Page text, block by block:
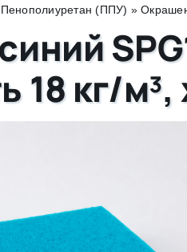
Пенополиуретан (ППУ) »
18 кг/